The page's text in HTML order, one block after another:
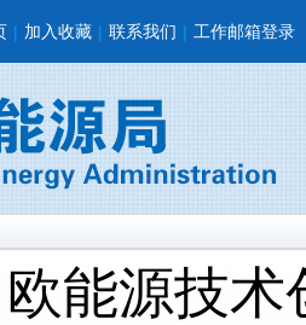
| 加入收藏 | 联系我们 | 工作邮箱登录
能源技